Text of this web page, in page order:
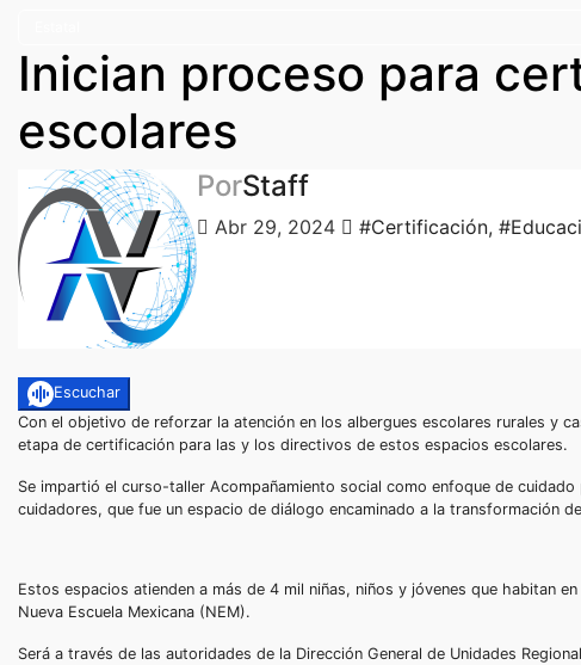
Inician proceso para
escolares
PorStaff
Abr 29, 2024 #Certificación,
Escuchar
Con el objetivo de reforzar la atención en los albergues escolares rurales y
etapa de certificación para las y los directivos de estos espacios escolares.
Se impartió el curso-taller Acompañamiento social como enfoque de
cuidadores, que fue un espacio de diálogo encaminado a la transformación
Estos espacios atienden a más de 4 mil niñas, niños y jóvenes que habitan
Nueva Escuela Mexicana (NEM).
Será a través de las autoridades de la Dirección General de Unidades